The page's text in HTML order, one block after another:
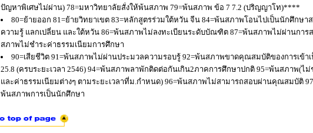
ปัญหาพิเศษไม่ผ่าน) 78=มหาวิทยาลัยสั่งให้พ้นสภาพ 79=พ้นสภาพ ข้อ 7 7.2 (ปริญญาโท)****
80=ย้ายออก 81=ย้ายวิทยาเขต 83=หลักสูตรร่วมใต้หวัน จีน 84=พ้นสภาพโอนไปเป็นนักศึกษ
ความรู้ แลกเปลี่ยน และใต้หวัน 86=พ้นสภาพไม่ลงทะเบียนระดับบัณฑิต 87=พ้นสภาพไม่ผ่านการ
สภาพไม่ชำระค่าธรรมเนียมการศึกษา
90=เสียชีวิต 91=พ้นสภาพไม่ผ่านประมวลความรอบรู้ 92=พ้นสภาพขาดคุณสมบัติของการเข้า
25.8 (ครบระยะเวลา 2546) 94=พ้นสภาพลาพักติดต่อกันเกิน2ภาคการศึกษาปกติ 95=พ้นสภาพ(ไ
และค่าธรรมเนียมต่างๆ ตามระยะเวลาที่ม.กำหนด) 96=พ้นสภาพไม่สามารถสอบผ่านคุณสมบัติ
พ้นสภาพการเป็นนักศึกษา